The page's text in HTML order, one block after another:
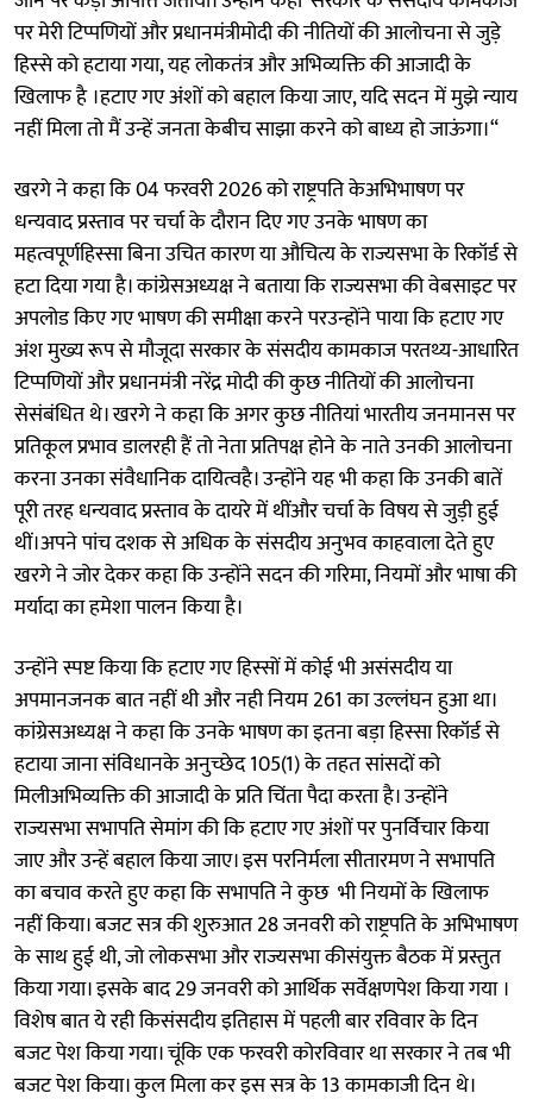
पर मेरी टिप्पणियों और प्रधानमंत्रीमोदी की नीतियों की आलोचना से जुड़े
हिस्से को हटाया गया, यह लोकतंत्र और अभिव्यक्ति की आजादी के
खिलाफ है ।हटाए गए अंशों को बहाल किया जाए, यदि सदन में मुझे न्याय
नहीं मिला तो मैं उन्हें जनता केबीच साझा करने को बाध्य हो जाऊंगा।“
खरगे ने कहा कि 04 फरवरी 2026 को राष्ट्रपति केअभिभाषण पर
धन्यवाद प्रस्ताव पर चर्चा के दौरान दिए गए उनके भाषण का
महत्वपूर्णहिस्सा बिना उचित कारण या औचित्य के राज्यसभा के रिकॉर्ड से
हटा दिया गया है। कांग्रेसअध्यक्ष ने बताया कि राज्यसभा की वेबसाइट पर
अपलोड किए गए भाषण की समीक्षा करने परउन्होंने पाया कि हटाए गए
अंश मुख्य रूप से मौजूदा सरकार के संसदीय कामकाज परतथ्य-आधारित
टिप्पणियों और प्रधानमंत्री नरेंद्र मोदी की कुछ नीतियों की आलोचना
सेसंबंधित थे। खरगे ने कहा कि अगर कुछ नीतियां भारतीय जनमानस पर
प्रतिकूल प्रभाव डालरही हैं तो नेता प्रतिपक्ष होने के नाते उनकी आलोचना
करना उनका संवैधानिक दायित्वहै। उन्होंने यह भी कहा कि उनकी बातें
पूरी तरह धन्यवाद प्रस्ताव के दायरे में थींऔर चर्चा के विषय से जुड़ी हुई
थीं।अपने पांच दशक से अधिक के संसदीय अनुभव काहवाला देते हुए
खरगे ने जोर देकर कहा कि उन्होंने सदन की गरिमा, नियमों और भाषा की
मर्यादा का हमेशा पालन किया है।
उन्होंने स्पष्ट किया कि हटाए गए हिस्सों में कोई भी असंसदीय या
अपमानजनक बात नहीं थी और नही नियम 261 का उल्लंघन हुआ था।
कांग्रेसअध्यक्ष ने कहा कि उनके भाषण का इतना बड़ा हिस्सा रिकॉर्ड से
हटाया जाना संविधानके अनुच्छेद 105(1) के तहत सांसदों को
मिलीअभिव्यक्ति की आजादी के प्रति चिंता पैदा करता है। उन्होंने
राज्यसभा सभापति सेमांग की कि हटाए गए अंशों पर पुनर्विचार किया
जाए और उन्हें बहाल किया जाए। इस परनिर्मला सीतारमण ने सभापति
का बचाव करते हुए कहा कि सभापति ने कुछ भी नियमों के खिलाफ
नहीं किया। बजट सत्र की शुरुआत 28 जनवरी को राष्ट्रपति के अभिभाषण
के साथ हुई थी, जो लोकसभा और राज्यसभा कीसंयुक्त बैठक में प्रस्तुत
किया गया। इसके बाद 29 जनवरी को आर्थिक सर्वेक्षणपेश किया गया ।
विशेष बात ये रही किसंसदीय इतिहास में पहली बार रविवार के दिन
बजट पेश किया गया। चूंकि एक फरवरी कोरविवार था सरकार ने तब भी
बजट पेश किया। कुल मिला कर इस सत्र के 13 कामकाजी दिन थे।